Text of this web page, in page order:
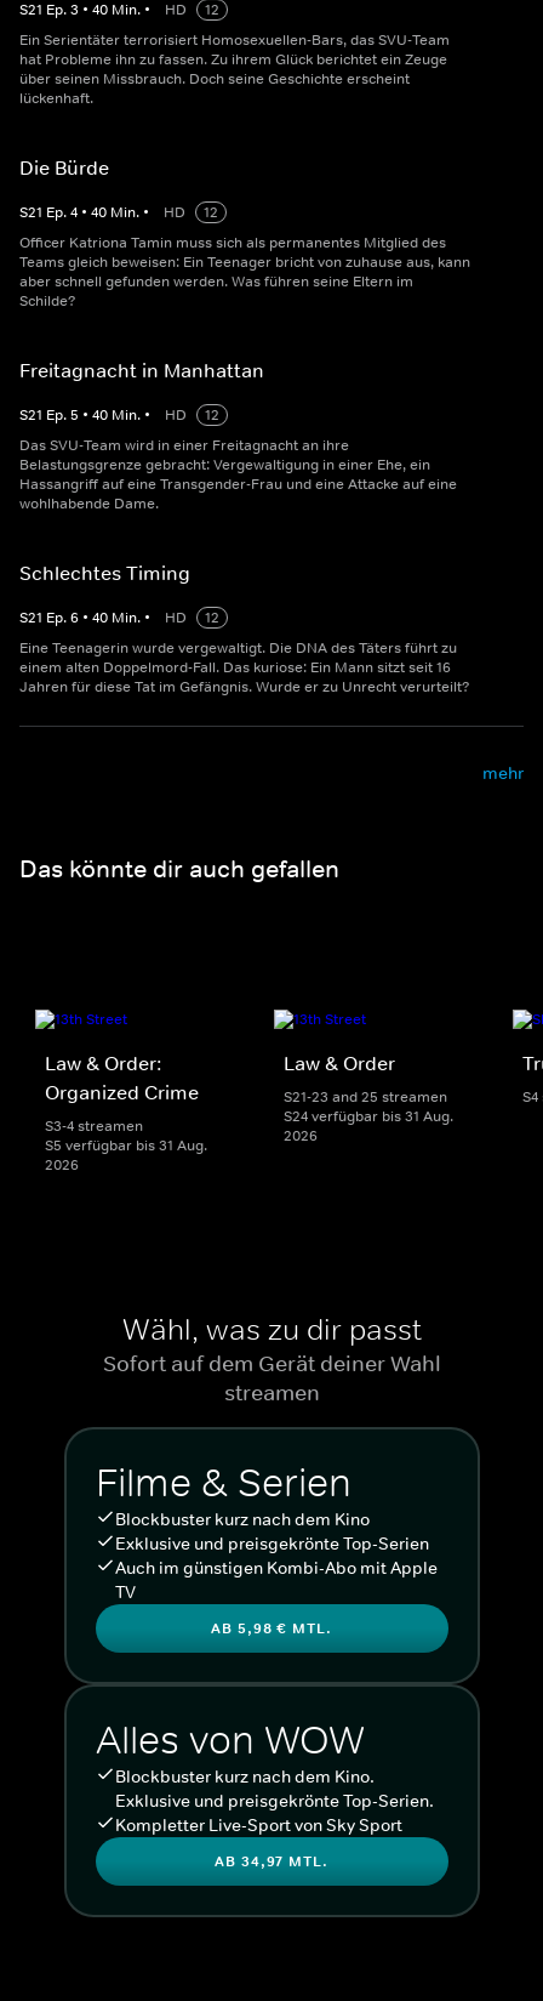
S21 Ep.3 • 40 Min. • HD
12
Ein Serientäter terrorisiert Homosexuellen-Bars, das SVU-Team
hat Probleme ihn zu fassen. Zu ihrem Glück berichtet ein Zeuge
über seinen Missbrauch. Doch seine Geschichte erscheint
lückenhaft.
Die Bürde
S21 Ep.4 • 40 Min. • HD
12
Officer Katriona Tamin muss sich als permanentes Mitglied des
Teams gleich beweisen: Ein Teenager bricht von zuhause aus, kann
aber schnell gefunden werden. Was führen seine Eltern im
Schilde?
Freitagnacht in Manhattan
S21 Ep.5 • 40 Min. • HD
12
Das SVU-Team wird in einer Freitagnacht an ihre
Belastungsgrenze gebracht: Vergewaltigung in einer Ehe, ein
Hassangriff auf eine Transgender-Frau und eine Attacke auf eine
wohlhabende Dame.
Schlechtes Timing
S21 Ep.6 • 40 Min. • HD
12
Eine Teenagerin wurde vergewaltigt. Die DNA des Täters führt zu
einem alten Doppelmord-Fall. Das kuriose: Ein Mann sitzt seit 16
Jahren für diese Tat im Gefängnis. Wurde er zu Unrecht verurteilt?
mehr
Das könnte dir auch gefallen
Law & Order:
Organized Crime
S3-4 streamen
S5 verfügbar bis 31 Aug.
2026
Law & Order
S21-23 and 25 streamen
S24 verfügbar bis 31 Aug.
2026
Wähl, was zu dir passt
Sofort auf dem Gerät deiner Wahl
streamen
Filme & Serien
Blockbuster kurz nach dem Kino
Exklusive und preisgekrönte Top-Serien
Auch im günstigen Kombi-Abo mit Apple
TV
AB 5,98 € MTL.
Alles von WOW
Blockbuster kurz nach dem Kino.
Exklusive und preisgekrönte Top-Serien.
Kompletter Live-Sport von Sky Sport
AB 34,97 MTL.